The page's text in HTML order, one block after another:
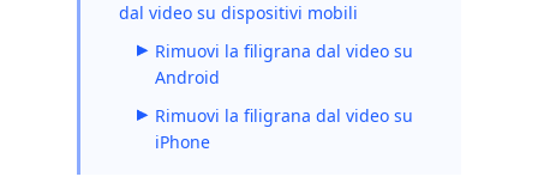
dal video su dispositivi mobili
Rimuovi la filigrana dal video su
Android
Rimuovi la filigrana dal video su
iPhone